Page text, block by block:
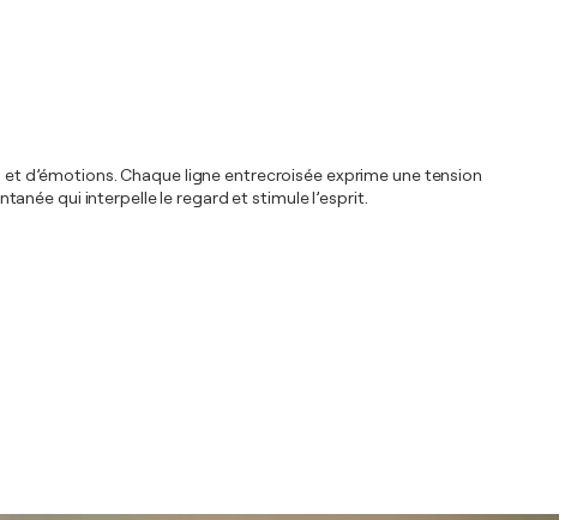
d’émotions. Chaque ligne entrecroisée exprime une tension
qui interpelle le regard et stimule l’esprit.